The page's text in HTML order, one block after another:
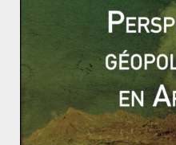
victoire rapide : suite
largement touché
remplacés par des
Les YPG en revanche
lutte en guérilla, mais
du terrain, contrôlant une
de la population.